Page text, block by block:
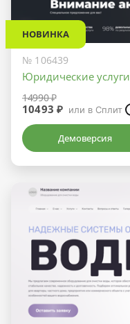
НОВИНКА
№ 106439
Юридические услуги
14990 ₽
10493 ₽ или в Сплит
Демоверсия